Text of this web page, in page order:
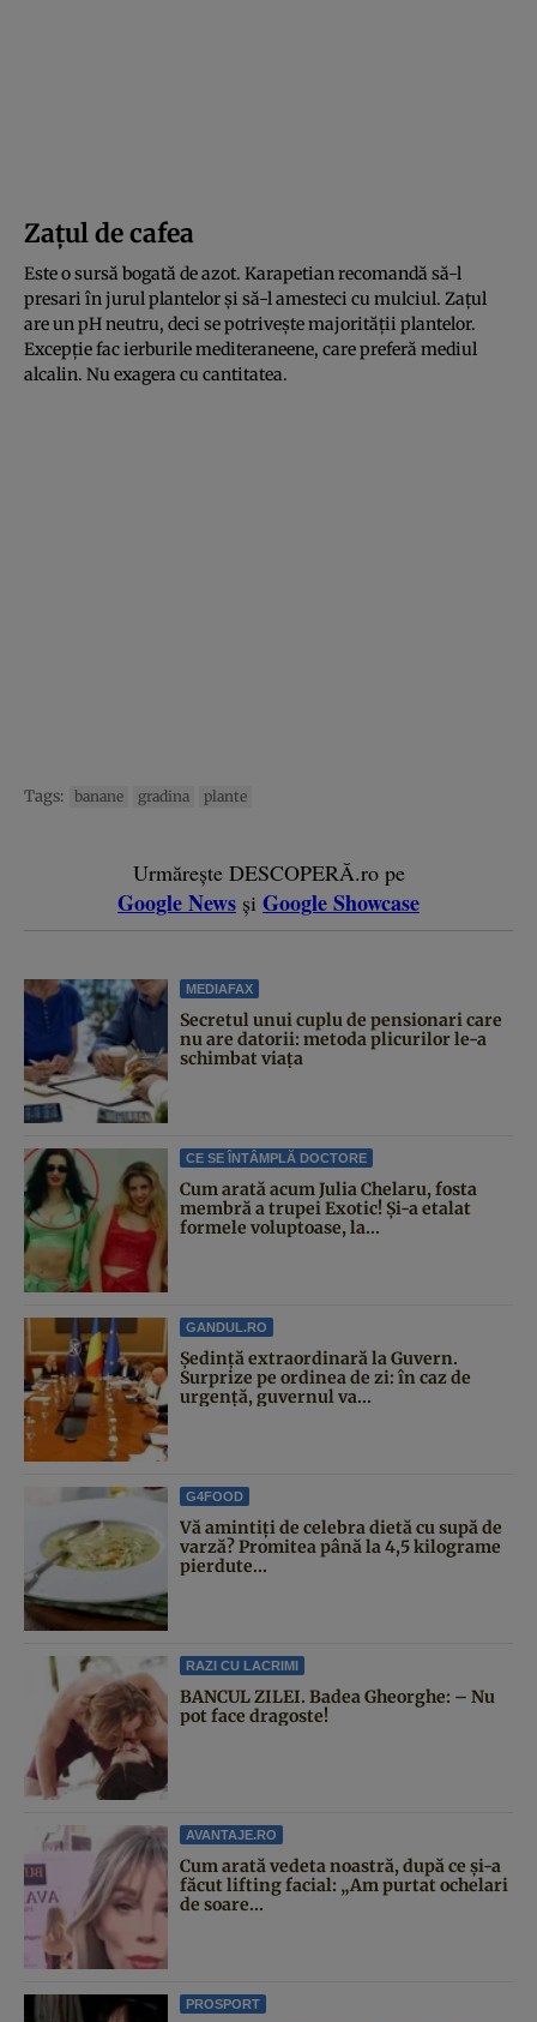
Zațul de cafea
Este o sursă bogată de azot. Karapetian recomandă să-l
presari în jurul plantelor și să-l amesteci cu mulciul. Zațul
are un pH neutru, deci se potrivește majorității plantelor.
Excepție fac ierburile mediteraneene, care preferă mediul
alcalin. Nu exagera cu cantitatea.
Tags: banane gradina plante
Urmărește DESCOPERĂ.ro pe
Google News și Google Showcase
MEDIAFAX
Secretul unui cuplu de pensionari care
nu are datorii: metoda plicurilor le-a
schimbat viața
CE SE ÎNTÂMPLĂ DOCTORE
Cum arată acum Julia Chelaru, fosta
membră a trupei Exotic! Și-a etalat
formele voluptoase, la...
GANDUL.RO
Şedinţă extraordinară la Guvern.
Surprize pe ordinea de zi: în caz de
urgență, guvernul va...
G4FOOD
Vă amintiți de celebra dietă cu supă de
varză? Promitea până la 4,5 kilograme
pierdute...
RAZI CU LACRIMI
BANCUL ZILEI. Badea Gheorghe: – Nu
pot face dragoste!
AVANTAJE.RO
Cum arată vedeta noastră, după ce și-a
făcut lifting facial: „Am purtat ochelari
de soare...
PROSPORT